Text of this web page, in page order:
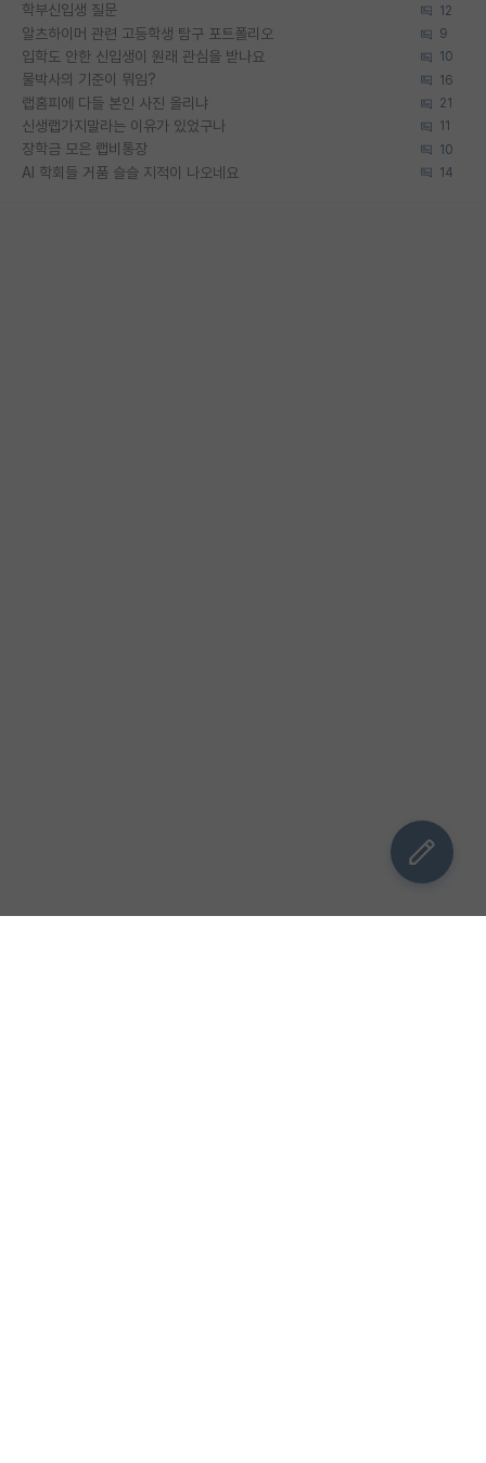
학부신입생 질문 12
알츠하이머 관련 고등학생 탐구 포트폴리오 9
입학도 안한 신입생이 원래 관심을 받나요 10
물박사의 기준이 뭐임? 16
랩홈피에 다들 본인 사진 올리냐 21
신생랩가지말라는 이유가 있었구나 11
장학금 모은 랩비통장 10
AI 학회들 거품 슬슬 지적이 나오네요 14